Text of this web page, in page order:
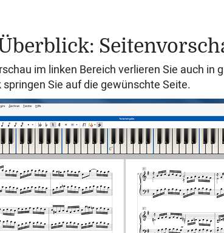
im linken Bereich verlieren Sie auch
Sie auf die gewünschte Seite.